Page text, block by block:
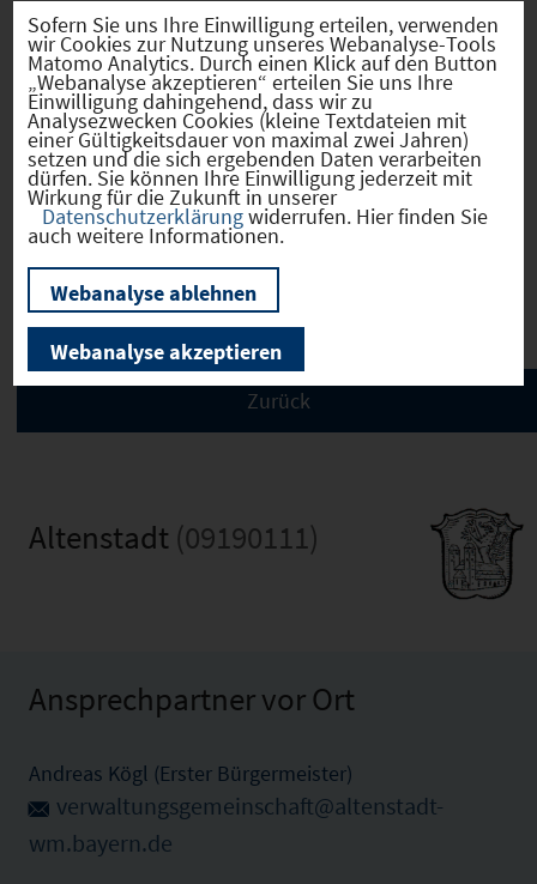
Sozialvers. Beschäftigte
Verkehrsinfrastruktur
Kommunale Infrastruktur
Altenstadt (09190111)
Ansprechpartner vor Ort
Andreas Kögl (Erster Bürgermeister)
verwaltungsgemeinschaft@altenstadt-
wm.bayern.de
Sofern Sie uns Ihre Einwilligung erteilen, verwenden
wir Cookies zur Nutzung unseres Webanalyse-Tools
Matomo Analytics. Durch einen Klick auf den Button
„Webanalyse akzeptieren“ erteilen Sie uns Ihre
Einwilligung dahingehend, dass wir zu
Analysezwecken Cookies (kleine Textdateien mit
einer Gültigkeitsdauer von maximal zwei Jahren)
setzen und die sich ergebenden Daten verarbeiten
dürfen. Sie können Ihre Einwilligung jederzeit mit
Wirkung für die Zukunft in unserer
Datenschutzerklärungwiderrufen. Hier finden Sie
auch weitere Informationen.
Webanalyse ablehnen
Webanalyse akzeptieren